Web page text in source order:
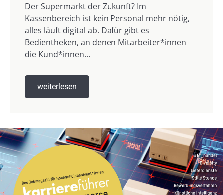
Der Supermarkt der Zukunft? Im
Kassenbereich ist kein Personal mehr nötig,
alles läuft digital ab. Dafür gibt es
Bedientheken, an denen Mitarbeiter*innen
die Kund*innen...
weiterlesen